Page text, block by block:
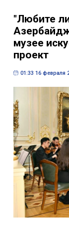
"Любите
музее
проект
01:33 16 февраля